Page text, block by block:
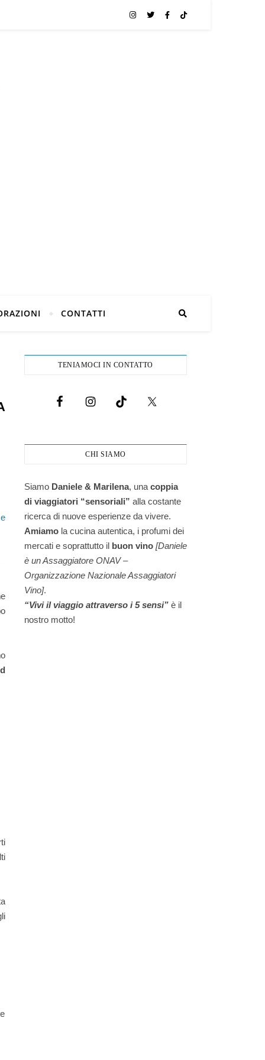
CONTATTI
TENIAMOCI IN CONTATTO
CHI SIAMO
Siamo Daniele & Marilena, una coppia
di viaggiatori “sensoriali” alla costante
ricerca di nuove esperienze da vivere.
Amiamo la cucina autentica, i profumi dei
mercati e soprattutto il buon vino [Daniele
è un Assaggiatore ONAV –
Organizzazione Nazionale Assaggiatori
Vino].
“Vivi il viaggio attraverso i 5 sensi” è il
nostro motto!